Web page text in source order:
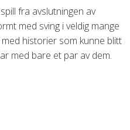
fra avslutningen av
med sving i veldig mange
historier som kunne blitt
med bare et par av dem.